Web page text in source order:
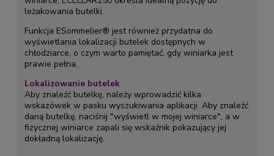
leżakowania butelki.
Funkcja ESommelier® jest również przydatna do
wyświetlania lokalizacji butelek dostępnych w
chłodziarce, o czym warto pamiętać, gdy winiarka jest
prawie pełna.
Lokalizowanie butelek
Aby znaleźć butelkę, należy wprowadzić kilka
wskazówek w pasku wyszukiwania aplikacji. Aby znaleźć
daną butelkę, naciśnij "wyświetl w mojej winiarce", a w
fizycznej winiarce zapali się wskaźnik pokazujący jej
dokładną lokalizację.